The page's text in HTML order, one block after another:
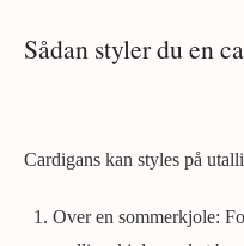
Sådan styler du en
Cardigans kan styles på
Over en sommerkjole: